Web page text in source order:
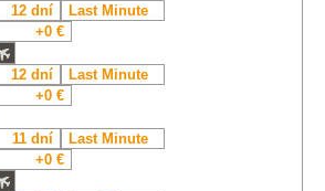
12 dní
Last Minute
+0 €
12 dní
Last Minute
+0 €
11 dní
Last Minute
+0 €